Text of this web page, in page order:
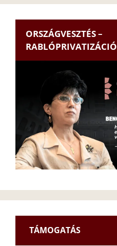
ORSZÁGVESZTÉS –
RABLÓPRIVATIZÁCIÓ
TÁMOGATÁS